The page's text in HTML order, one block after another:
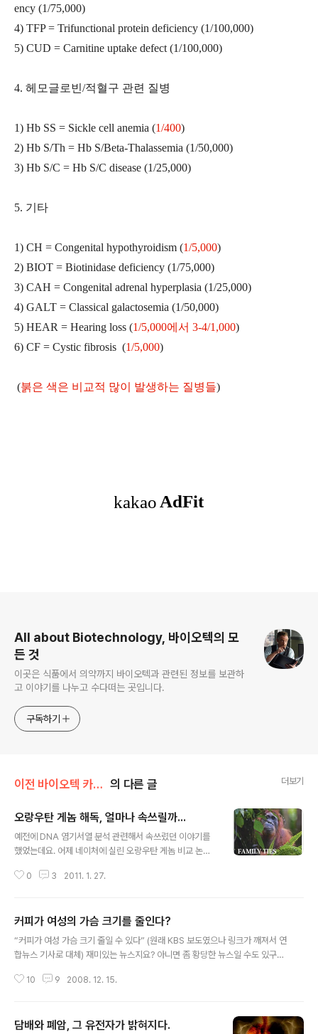
ency (1/75,000)
4) TFP = Trifunctional protein deficiency (1/100,000)
5) CUD = Carnitine uptake defect (1/100,000)
4. 헤모글로빈/적혈구 관련 질병
1) Hb SS = Sickle cell anemia (1/400)
2) Hb S/Th = Hb S/Beta-Thalassemia (1/50,000)
3) Hb S/C = Hb S/C disease (1/25,000)
5. 기타
1) CH = Congenital hypothyroidism (1/5,000)
2) BIOT = Biotinidase deficiency (1/75,000)
3) CAH = Congenital adrenal hyperplasia (1/25,000)
4) GALT = Classical galactosemia (1/50,000)
5) HEAR = Hearing loss (1/5,000에서 3-4/1,000)
6) CF = Cystic fibrosis (1/5,000)
(붉은 색은 비교적 많이 발생하는 질병들)
All about Biotechnology, 바이오텍의 모
든 것
이곳은 식품에서 의약까지 바이오텍과 관련된 정보를 보관하
고 이야기를 나누고 수다떠는 곳입니다.
구독하기
이전 바이오텍 카테고리/Genomics & Genetics 의 다른 글 더보기
오랑우탄 게놈 해독, 얼마나 속쓰릴까...
예전에 DNA 염기서열 분석 관련해서 속쓰렸던 이야기를
했었는데요. 어제 네이처에 실린 오랑우탄 게놈 비교 논문
더군요. 연구진들이 첫번째 오랑우탄 한마리의 게놈 분석
Sequencing) 방식으로 10마리를 더 분석했고 마리당 2
만불 들었답니다. 처음 방법은 BAC 라이브러리를 만들어
서 시퀀싱하는 방식이고 그 다음에는 Illumina사의 Geno
해서는 아래 사이언스타임스 기사가 자세히 소개하고 있으
0 3 2011. 1. 27.
커피가 여성의 가슴 크기를 줄인다?
“커피가 여성 가슴 크기 줄일 수 있다” (원래 KBS 보도였으나 링크가 깨져서 연
합뉴스 기사로 대체) 재미있는 뉴스지요? 아니면 좀 황당한 뉴스일 수도 있구요.
튼 위 기사는 스웨덴 Lund University의 헬레나 젠스트롬 (Helena Jernstr
edict breast volume in young women: implications for breast can
10 9 2008. 12. 15.
담배와 폐암, 그 유전자가 밝혀지다.